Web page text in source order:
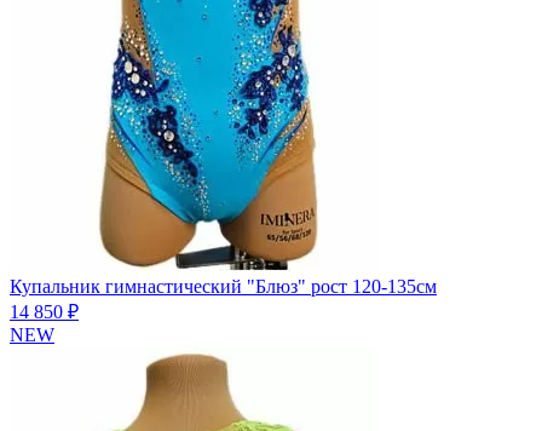
Купальник гимнастический "Блюз" рост 120-135см
14 850 ₽
NEW